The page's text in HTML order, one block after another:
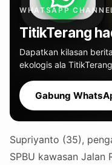
WHATSAPP
TitikTerang
Dapatkan kilasan
ekologis ala
Gabung
Supriyanto (35),
SPBU kawasan Jalan